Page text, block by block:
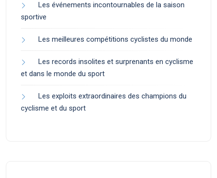
Les événements incontournables de la saison
sportive
Les meilleures compétitions cyclistes du monde
Les records insolites et surprenants en cyclisme
et dans le monde du sport
Les exploits extraordinaires des champions du
cyclisme et du sport